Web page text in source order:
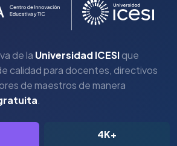
de la Universidad ICESIque
calidad para docentes, directivos
de maestros de manera
.
4K+